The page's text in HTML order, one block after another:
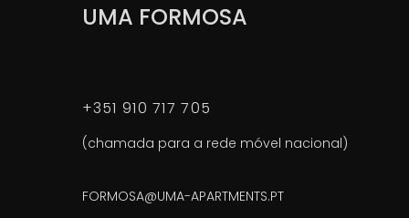
UMA FORMOSA
+351 910 717 705
(chamada para a rede móvel nacional)
FORMOSA@UMA-APARTMENTS.PT